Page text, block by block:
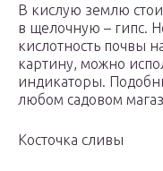
В кислую землю
в щелочную – гипс.
кислотность почвы
картину, можно
индикаторы.
любом садовом
Косточка сливы